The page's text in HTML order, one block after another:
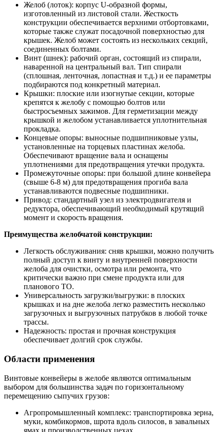
Желоб (лоток): корпус U-образной формы,
изготовленный из листовой стали. Жесткость
конструкции обеспечивается верхними отбортовками,
которые также служат посадочной поверхностью для
крышек. Желоб может состоять из нескольких секций,
соединенных болтами.
Винт (шнек): рабочий орган, состоящий из спирали,
наваренной на центральный вал. Тип спирали
(сплошная, ленточная, лопастная и т.д.) и ее параметры
подбираются под конкретный материал.
Крышки: плоские или изогнутые секции, которые
крепятся к желобу с помощью болтов или
быстросъемных зажимов. Для герметизации между
крышкой и желобом устанавливается уплотнительная
прокладка.
Концевые опоры: выносные подшипниковые узлы,
установленные на торцевых пластинах желоба.
Обеспечивают вращение вала и оснащены
уплотнениями для предотвращения утечки продукта.
Промежуточные опоры: при большой длине конвейера
(свыше 6-8 м) для предотвращения прогиба вала
устанавливаются подвесные подшипники.
Привод: стандартный узел из электродвигателя и
редуктора, обеспечивающий необходимый крутящий
момент и скорость вращения.
Преимущества желобчатой конструкции:
Легкость обслуживания: сняв крышки, можно получить
полный доступ к винту и внутренней поверхности
желоба для очистки, осмотра или ремонта, что
критически важно при смене продукта или для
планового ТО.
Универсальность загрузки/выгрузки: в плоских
крышках и на дне желоба легко разместить несколько
загрузочных и выгрузочных патрубков в любой точке
трассы.
Надежность: простая и прочная конструкция
обеспечивает долгий срок службы.
Области применения
Винтовые конвейеры в желобе являются оптимальным
выбором для большинства задач по горизонтальному
перемещению сыпучих грузов:
Агропромышленный комплекс: транспортировка зерна,
муки, комбикормов, шрота вдоль силосов, в завальных
ямах и производственных цехах.